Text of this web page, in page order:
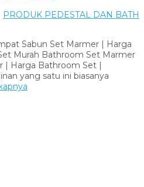
PRODUK PEDESTAL DAN BATH
Sabun Set Marmer | Harga
Murah Bathroom Set Marmer
| Harga Bathroom Set |
yang satu ini biasanya